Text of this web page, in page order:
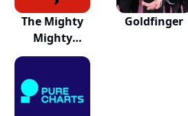
The Mighty
Mighty
Bosstones
Goldfinger